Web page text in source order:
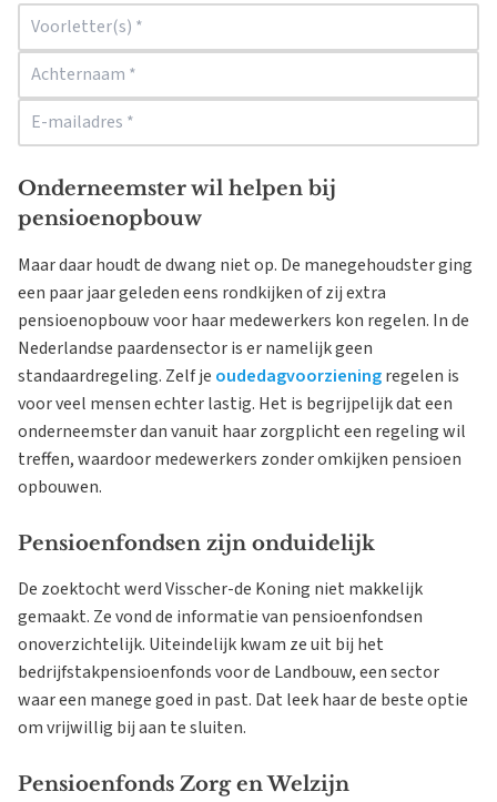
Onderneemster wil helpen bij
pensioenopbouw
Maar daar houdt de dwang niet op. De manegehoudster ging
een paar jaar geleden eens rondkijken of zij extra
pensioenopbouw voor haar medewerkers kon regelen. In de
Nederlandse paardensector is er namelijk geen
standaardregeling. Zelf je oudedagvoorzieningregelen is
voor veel mensen echter lastig. Het is begrijpelijk dat een
onderneemster dan vanuit haar zorgplicht een regeling wil
treffen, waardoor medewerkers zonder omkijken pensioen
opbouwen.
Pensioenfondsen zijn onduidelijk
De zoektocht werd Visscher-de Koning niet makkelijk
gemaakt. Ze vond de informatie van pensioenfondsen
onoverzichtelijk. Uiteindelijk kwam ze uit bij het
bedrijfstakpensioenfonds voor de Landbouw, een sector
waar een manege goed in past. Dat leek haar de beste optie
om vrijwillig bij aan te sluiten.
Pensioenfonds Zorg en Welzijn